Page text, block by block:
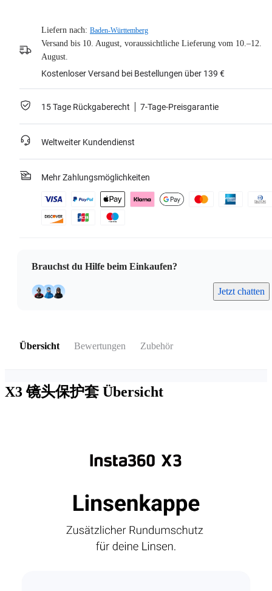
Liefern nach: Baden-Württemberg
Versand bis 10. August, voraussichtliche Lieferung vom 10.–12.
August.
Kostenloser Versand bei Bestellungen über 139 €
15 Tage Rückgaberecht 7-Tage-Preisgarantie
Weltweiter Kundendienst
Mehr Zahlungsmöglichkeiten
Brauchst du Hilfe beim Einkaufen?
Jetzt chatten
Übersicht Bewertungen Zubehör
X3 镜头保护套Übersicht